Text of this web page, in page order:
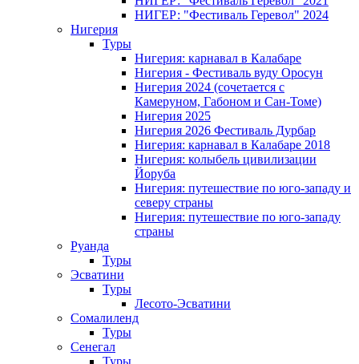
НИГЕР: "Фестиваль Геревол" 2024
Нигерия
Туры
Нигерия: карнавал в Калабаре
Нигерия - Фестиваль вуду Оросун
Нигерия 2024 (сочетается с
Камеруном, Габоном и Сан-Томе)
Нигерия 2025
Нигерия 2026 Фестиваль Дурбар
Нигерия: карнавал в Калабаре 2018
Нигерия: колыбель цивилизации
Йоруба
Нигерия: путешествие по юго-западу и
северу страны
Нигерия: путешествие по юго-западу
страны
Руанда
Туры
Эсватини
Туры
Лесото-Эсватини
Сомалиленд
Туры
Сенегал
Туры